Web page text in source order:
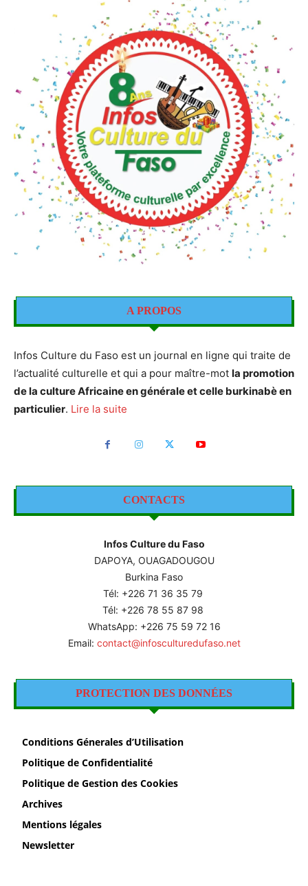
A PROPOS
Infos Culture du Faso est un journal en ligne qui traite de
l’actualité culturelle et qui a pour maître-mot la promotion
de la culture Africaine en générale et celle burkinabè en
particulier. Lire la suite
CONTACTS
Infos Culture du Faso
DAPOYA, OUAGADOUGOU
Burkina Faso
Tél: +226 71 36 35 79
Tél: +226 78 55 87 98
WhatsApp: +226 75 59 72 16
Email: contact@infosculturedufaso.net
PROTECTION DES DONNÉES
Conditions Génerales d’Utilisation
Politique de Confidentialité
Politique de Gestion des Cookies
Archives
Mentions légales
Newsletter